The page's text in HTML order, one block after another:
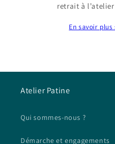
retrait à
En savoir
Atelier Patine
Qui sommes-nous ?
Démarche et engagements